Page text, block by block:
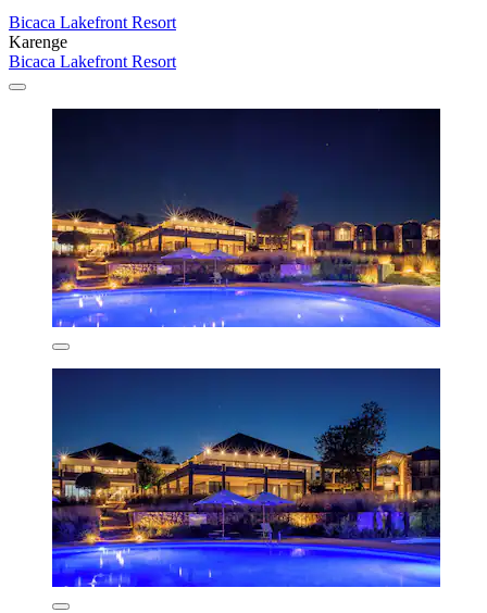
Bicaca Lakefront Resort
Karenge
Bicaca Lakefront Resort